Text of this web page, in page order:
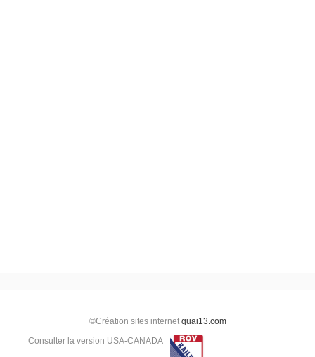
©Création sites internet quai13.com
Consulter la version USA-CANADA